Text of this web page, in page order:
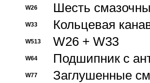
W26 Шесть
W33 Кольцевая
W513 W26 + W33
W64 Подшипник с
W77 Заглушенные